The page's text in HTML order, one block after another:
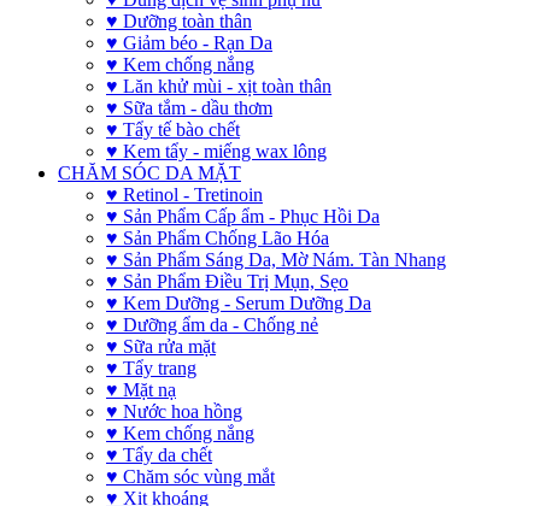
♥ Dưỡng toàn thân
♥ Giảm béo - Rạn Da
♥ Kem chống nắng
♥ Lăn khử mùi - xịt toàn thân
♥ Sữa tắm - dầu thơm
♥ Tẩy tế bào chết
♥ Kem tẩy - miếng wax lông
CHĂM SÓC DA MẶT
♥ Retinol - Tretinoin
♥ Sản Phẩm Cấp ẩm - Phục Hồi Da
♥ Sản Phẩm Chống Lão Hóa
♥ Sản Phẩm Sáng Da, Mờ Nám. Tàn Nhang
♥ Sản Phẩm Điều Trị Mụn, Sẹo
♥ Kem Dưỡng - Serum Dưỡng Da
♥ Dưỡng ẩm da - Chống nẻ
♥ Sữa rửa mặt
♥ Tẩy trang
♥ Mặt nạ
♥ Nước hoa hồng
♥ Kem chống nắng
♥ Tẩy da chết
♥ Chăm sóc vùng mắt
♥ Xịt khoáng